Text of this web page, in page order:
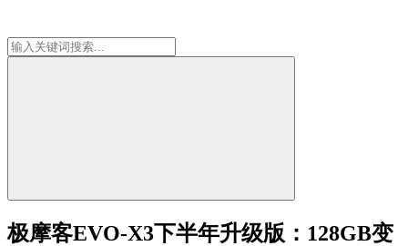
极摩客EVO-X3下半年升级版：128GB变